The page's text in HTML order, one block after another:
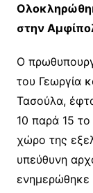
στην
Ο
του Γεωργία
Τασούλα,
10 παρά 15 το
χώρο της
υπεύθυνη
ενημερώθηκε